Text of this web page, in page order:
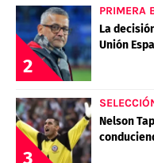
EUROPA LEAGUE
SERIE A
LA LIGA
QUIENES SOMOS
STAFF
TÉRMINOS Y
AGENDA
2
PRIMERA
La
Unión
Nelson